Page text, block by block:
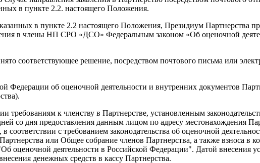
в пункте 2.2. настоящего Положения.
в пункте 2.2 настоящего Положения, Президиум Партнерства
в члены НП СРО «ДСО» Федеральным законом «Об оценочной
соответствующее решение, посредством почтового письма или
Федерации об оценочной деятельности и внутренних документов
требованиям к членству в Партнерстве, установленным
со дня предоставления данным лицом по адресу местонахождения
с требованием законодательства об оценочной
или Общее собрание членов Партнерства, а также
оценочной деятельности в Российской Федерации". Датой внесения
денежных средств в кассу Партнерства.